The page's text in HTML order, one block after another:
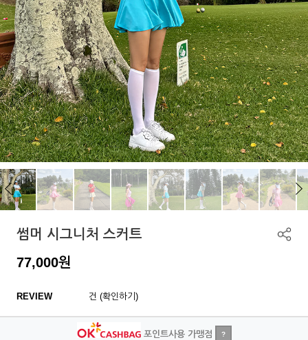
썸머 시그니처 스커트
77,000원
REVIEW 건 (확인하기)
포인트사용 가맹점 ?